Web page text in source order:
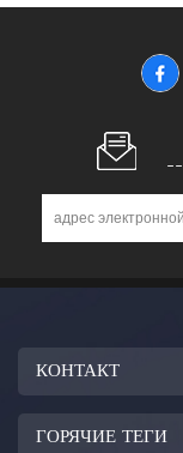
--
КОНТАКТ
ГОРЯЧИЕ ТЕГИ